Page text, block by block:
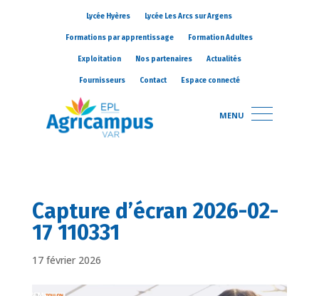
Lycée Hyères Lycée Les Arcs sur Argens
Formations par apprentissage Formation Adultes
Exploitation Nos partenaires Actualités
Fournisseurs Contact Espace connecté
MENU
Capture d’écran 2026-02-
17 110331
17 février 2026